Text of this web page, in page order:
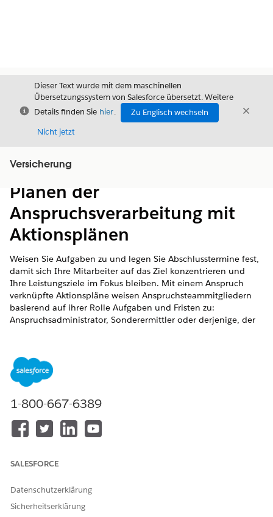
Schließen
Dieser Text wurde mit dem maschinellen
Übersetzungssystem von Salesforce übersetzt. Weitere
Details finden Sie hier.
Zu Englisch wechseln
Nicht jetzt
VersicherungInhalt anzeigen
Inhalt
Planen der
Anspruchsverarbeitung mit
Aktionsplänen
Weisen Sie Aufgaben zu und legen Sie Abschlusstermine fest,
damit sich Ihre Mitarbeiter auf das Ziel konzentrieren und
Ihre Leistungsziele im Fokus bleiben. Mit einem Anspruch
verknüpfte Aktionspläne weisen Anspruchsteammitgliedern
basierend auf ihrer Rolle Aufgaben und Fristen zu:
Anspruchsadministrator, Sonderermittler oder derjenige, der
Stellen Sie sicher, dass Benutzer über die Lizenz
"Aktionspläne" verfügen.
Aktionspläne hinzu.
Fügen Sie im Objekt-Manager für das Objekt
"Anspruchsteammitglied" dem Feld "Rolle"
1-800-667-6389
SALESFORCE
Datenschutzerklärung
Sicherheitserklärung